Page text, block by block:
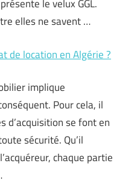
le velux GGL.
elles ne savent …
de location en Algérie ?
implique
Pour cela, il
d’acquisition se font en
sécurité. Qu’il
chaque partie